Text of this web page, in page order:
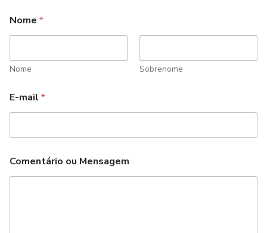
Nome *
Nome Sobrenome
E-mail *
Comentário ou Mensagem